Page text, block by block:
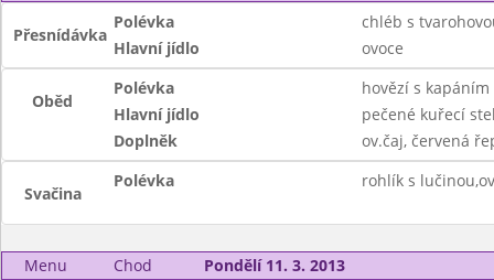
Přesnídávka
Polévka
chléb s
Hlavní jídlo
ovoce
Oběd
Polévka
hovězí s kapáním
Hlavní jídlo
pečené kuřecí
Doplněk
ov.čaj, červená
Svačina
Polévka rohlík s
Menu Chod Pondělí 11. 3. 2013